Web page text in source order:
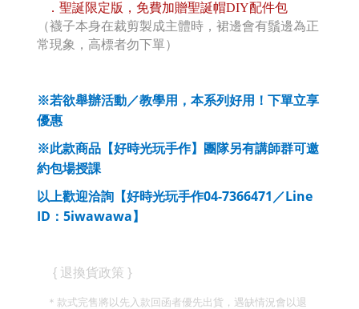
．聖誕限定版，免費加贈聖誕帽DIY配件包
（襪子本身在裁剪製成主體時，裙邊會有鬚邊為正
常現象，高標者勿下單）
※若欲舉辦活動／教學用，本系列好用！下單立享
優惠
※此款商品【好時光玩手作】團隊另有講師群可邀
約包場授課
以上歡迎洽詢【好時光玩手作04-7366471 ／Line
ID ： 5iwawawa 】
{ 退換貨政策 }
＊款式完售將以先入款回函者優先出貨，遇缺情況會以退